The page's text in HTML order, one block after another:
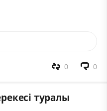
0
0
туралы